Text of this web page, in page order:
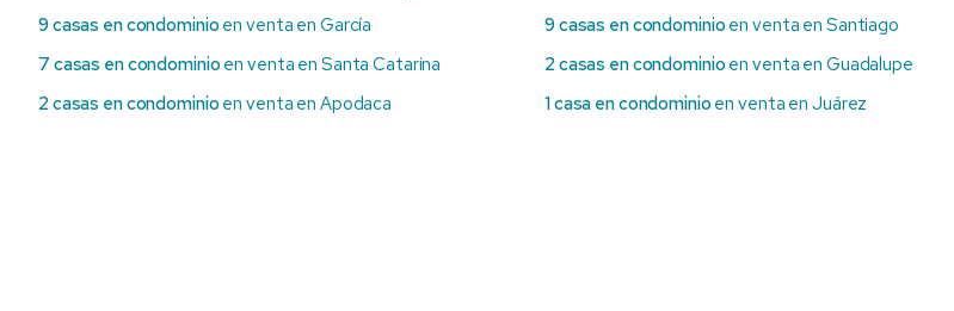
9 casas en condominio en venta en García 9 casas en condominio en venta en Santiago
7 casas en condominio en venta en Santa Catarina 2 casas en condominio en venta en Guadalupe
2 casas en condominio en venta en Apodaca 1 casa en condominio en venta en Juárez